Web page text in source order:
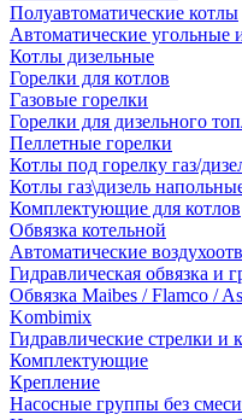
Полуавтоматические котлы
Автоматические угольные
Котлы дизельные
Горелки для котлов
Газовые горелки
Горелки для дизельного
Пеллетные горелки
Котлы под горелку газ/
Котлы газ\дизель
Комплектующие для котлов
Обвязка котельной
Автоматические
Гидравлическая обвязка и
Обвязка Maibes / Flamco /
Kombimix
Гидравлические стрелки и
Комплектующие
Крепление
Насосные группы без